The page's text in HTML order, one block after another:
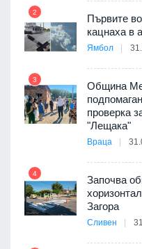
2
Първите
кацнаха в
Ямбол
3
Община
проверка
"Лещака"
Враца
4
Започва
Загора
Сливен